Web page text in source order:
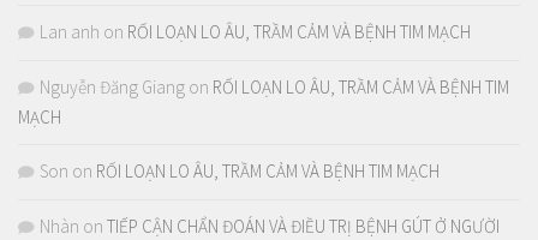
Lan anh on RỐI LOẠN LO ÂU, TRẦM CẢM VÀ BỆNH TIM MẠCH
Nguyễn Đăng Giang on RỐI LOẠN LO ÂU, TRẦM CẢM VÀ BỆNH TIM
MẠCH
Son on RỐI LOẠN LO ÂU, TRẦM CẢM VÀ BỆNH TIM MẠCH
Nhàn on TIẾP CẬN CHẨN ĐOÁN VÀ ĐIỀU TRỊ BỆNH GÚT Ở NGƯỜI